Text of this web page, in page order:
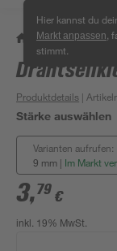
Hier kannst du
Markt anpassen ,
stimmt.
/ Werkstatt &
Produktdetails |
Stärke auswählen
Varianten aufrufen:
9 mm | Im Markt
3,79 €
inkl. 19% MwSt.